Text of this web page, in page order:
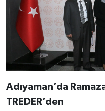
Adıyaman’da
TREDER’den